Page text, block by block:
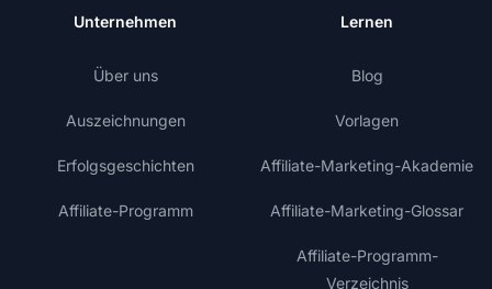
Unternehmen
Über uns
Auszeichnungen
Erfolgsgeschichten
Affiliate-Programm
Lernen
Blog
Vorlagen
Affiliate-Marketing-Akademie
Affiliate-Marketing-Glossar
Affiliate-Programm-
Verzeichnis